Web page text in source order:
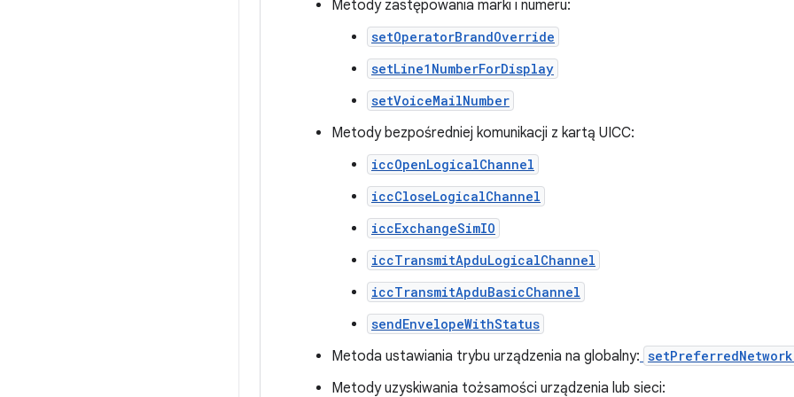
Metody zastępowania marki i numeru:
setOperatorBrandOverride
setLine1NumberForDisplay
setVoiceMailNumber
Metody bezpośredniej komunikacji z kartą UICC:
iccOpenLogicalChannel
iccCloseLogicalChannel
iccExchangeSimIO
iccTransmitApduLogicalChannel
iccTransmitApduBasicChannel
sendEnvelopeWithStatus
Metoda ustawiania trybu urządzenia na globalny:
Metody uzyskiwania tożsamości urządzenia lub sieci: